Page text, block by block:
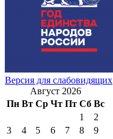
Версия для слабовидящих
Август 2026
Пн Вт Ср Чт Пт Сб Вс
1
2
3
4 5 6 7 8
9